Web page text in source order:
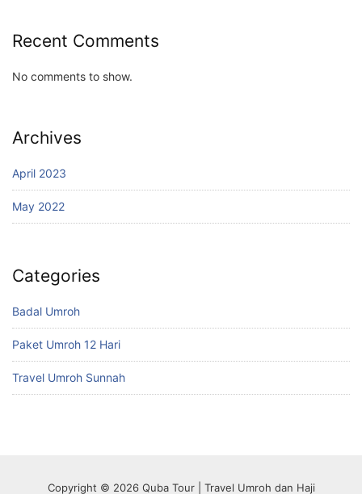
Recent Comments
No comments to show.
Archives
April 2023
May 2022
Categories
Badal Umroh
Paket Umroh 12 Hari
Travel Umroh Sunnah
Copyright © 2026 Quba Tour | Travel Umroh dan Haji